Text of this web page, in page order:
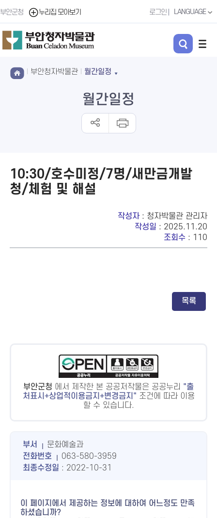
부안군청 누리집 모아보기 로그인 LANGUAGE
부안청자박물관 월간일정
월간일정
10:30/호수미정/7명/새만금개발
청/체험 및 해설
작성자: 청자박물관 관리자
작성일 : 2025.11.20
조회수 : 110
목록
부안군청 에서 제작한 본 공공저작물은 공공누리
출
처표시+상업적이용금지+변경금지
조건에 따라 이용
할 수 있습니다.
부서
문화예술과
전화번호
063-580-3959
최종수정일 : 2022-10-31
이 페이지에서 제공하는 정보에 대하여 어느정도 만족
하셨습니까?